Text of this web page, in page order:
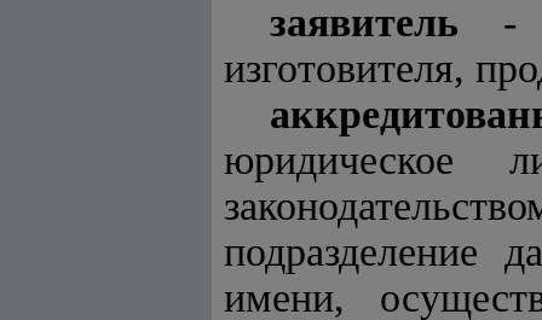
заявитель -
изготовителя,
юридическое
подразделение
имени,